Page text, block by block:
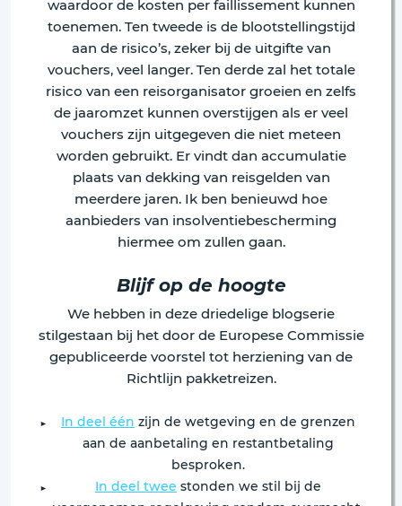
waardoor de kosten per faillissement kunnen
toenemen. Ten tweede is de blootstellingstijd
aan de risico’s, zeker bij de uitgifte van
vouchers, veel langer. Ten derde zal het totale
risico van een reisorganisator groeien en zelfs
de jaaromzet kunnen overstijgen als er veel
vouchers zijn uitgegeven die niet meteen
worden gebruikt. Er vindt dan accumulatie
plaats van dekking van reisgelden van
meerdere jaren. Ik ben benieuwd hoe
aanbieders van insolventiebescherming
hiermee om zullen gaan.
Blijf op de hoogte
We hebben in deze driedelige blogserie
stilgestaan bij het door de Europese Commissie
gepubliceerde voorstel tot herziening van de
Richtlijn pakketreizen.
In deel één zijn de wetgeving en de grenzen
aan de aanbetaling en restantbetaling
besproken.
In deel twee stonden we stil bij de